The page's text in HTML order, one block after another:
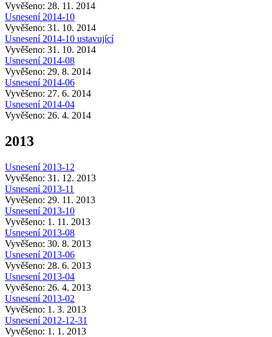
Vyvěšeno: 28. 11. 2014
Usnesení 2014-10
Vyvěšeno: 31. 10. 2014
Usnesení 2014-10 ustavující
Vyvěšeno: 31. 10. 2014
Usnesení 2014-08
Vyvěšeno: 29. 8. 2014
Usnesení 2014-06
Vyvěšeno: 27. 6. 2014
Usnesení 2014-04
Vyvěšeno: 26. 4. 2014
2013
Usnesení 2013-12
Vyvěšeno: 31. 12. 2013
Usnesení 2013-11
Vyvěšeno: 29. 11. 2013
Usnesení 2013-10
Vyvěšeno: 1. 11. 2013
Usnesení 2013-08
Vyvěšeno: 30. 8. 2013
Usnesení 2013-06
Vyvěšeno: 28. 6. 2013
Usnesení 2013-04
Vyvěšeno: 26. 4. 2013
Usnesení 2013-02
Vyvěšeno: 1. 3. 2013
Usnesení 2012-12-31
Vyvěšeno: 1. 1. 2013